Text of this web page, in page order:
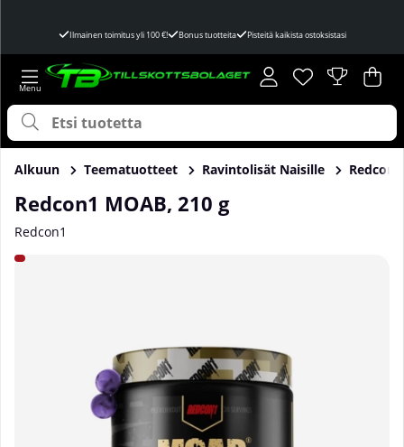
Ilmainen toimitus yli 100 €! Bonus tuotteita Pisteitä kaikista ostoksistasi
Toivelista
Lukumäärä
. .
Alkuun Teematuotteet Ravintolisät Naisille
Redcon1 MOAB, 210 g
Redcon1
Tuotekuvat Redcon1 MOAB, 210 g